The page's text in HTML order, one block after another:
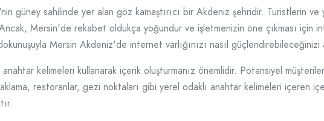
güney sahilinde yer alan göz kamaştırıcı bir Akdeniz şehridir. Turistlerin
Mersin'de rekabet oldukça yoğundur ve işletmenizin öne çıkması için
Mersin Akdeniz'de internet varlığınızı nasıl güçlendirebileceğinizi
kelimeleri kullanarak içerik oluşturmanız önemlidir. Potansiyel
restoranlar, gezi noktaları gibi yerel odaklı anahtar kelimeleri içeren